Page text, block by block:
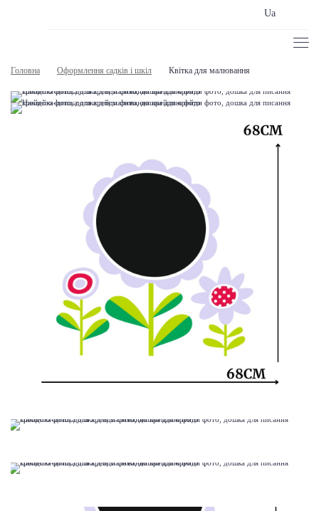
Ua
Головна Оформлення садків і шкіл Квітка для малювання